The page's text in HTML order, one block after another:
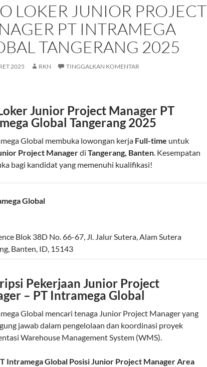
LOKER JUNIOR PROJECT
PT INTRAMEGA
TANGERANG 2025
2025 RKN TINGGALKAN KOMENTAR
Junior Project Manager PT
Global Tangerang 2025
Global membuka lowongan kerja Full-time untuk
Project Managerdi Tangerang, Banten. Kesempatan
bagi kandidat yang memenuhi kualifikasi!
Global
Blok 38D No. 66-67, Jl. Jalur Sutera, Alam Sutera
, Banten, ID, 15143
Pekerjaan Junior Project
– PT Intramega Global
Global mencari tenaga Junior Project Manager yang
jawab dalam pengelolaan dan koordinasi proyek
Warehouse Management System (WMS).
Intramega Global Posisi Junior Project Manager Area